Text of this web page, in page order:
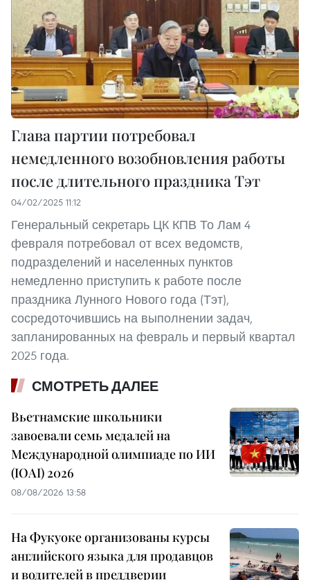
Глава партии потребовал
немедленного возобновления работы
после длительного праздника Тэт
04/02/2025 11:12
Генеральный секретарь ЦК КПВ То Лам 4
февраля потребовал от всех ведомств,
подразделений и населенных пунктов
немедленно приступить к работе после
праздника Лунного Нового года (Тэт),
сосредоточившись на выполнении задач,
запланированных на февраль и первый квартал
2025 года.
СМОТРЕТЬ ДАЛЕЕ
Вьетнамские школьники
завоевали семь медалей на
Международной олимпиаде по ИИ
(IOAI) 2026
08/08/2026 13:58
На Фукуоке организованы курсы
английского языка для продавцов
и водителей в преддверии